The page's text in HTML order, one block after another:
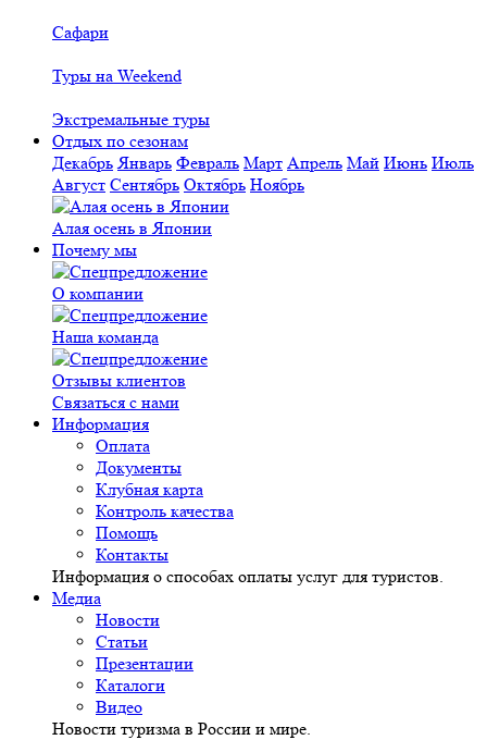
Сафари
Туры на Weekend
Экстремальные туры
Отдых по сезонам
Декабрь Январь Февраль Март Апрель Май Июнь Июль
Август Сентябрь Октябрь Ноябрь
Алая осень в Японии
Почему мы
О компании
Наша команда
Отзывы клиентов
Связаться с нами
Информация
Оплата
Документы
Клубная карта
Контроль качества
Помощь
Контакты
Информация о способах оплаты услуг для туристов.
Медиа
Новости
Статьи
Презентации
Каталоги
Видео
Новости туризма в России и мире.